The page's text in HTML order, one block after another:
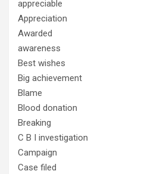
appreciable
Appreciation
Awarded
awareness
Best wishes
Big achievement
Blame
Blood donation
Breaking
C B I investigation
Campaign
Case filed